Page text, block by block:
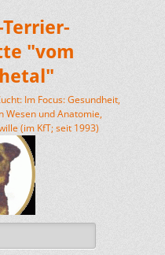
"vom
Im Focus: Gesundheit,
Wesen und Anatomie,
(im KfT; seit 1993)